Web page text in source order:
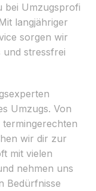
bei Umzugsprofi
langjähriger
sorgen wir
und stressfrei
Umzugs. Von
wir dir zur
mit vielen
nehmen uns
Bedürfnisse